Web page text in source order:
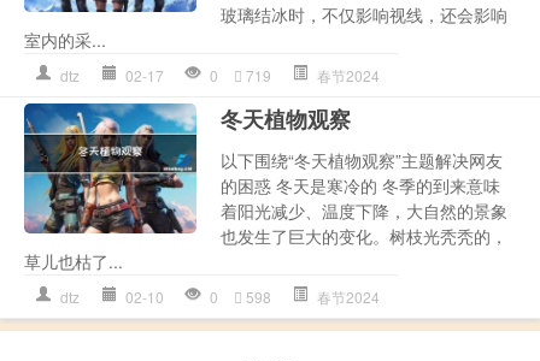
玻璃结冰时，不仅影响视线，还会影响
室内的采...
dtz 02-17 0 719 春节2024
冬天植物观察
以下围绕“冬天植物观察”主题解决网友
的困惑 冬天是寒冷的 冬季的到来意味
着阳光减少、温度下降，大自然的景象
也发生了巨大的变化。树枝光秃秃的，
草儿也枯了...
dtz 02-10 0 598 春节2024